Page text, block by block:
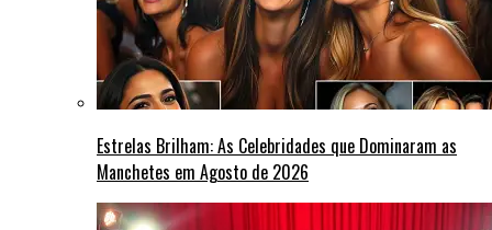
Estrelas Brilham: As Celebridades que Dominaram as
Manchetes em Agosto de 2026